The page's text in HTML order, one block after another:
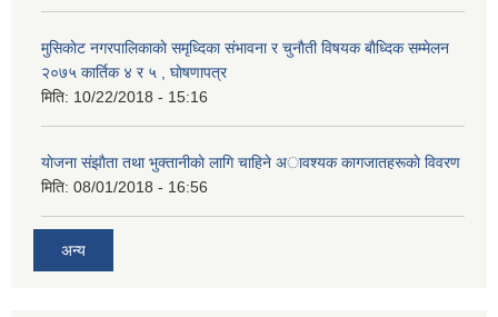
मुसिकाेट नगरपालिकाकाे समृध्दिका संभावना र चुनाैती विषयक बाैध्दिक सम्मेलन
२०७५ कार्तिक ४ र ५ , घाेषणापत्र
मिति: 10/22/2018 - 15:16
याेजना संझाैता तथा भुक्तानीकाे लागि चाहिने अावश्यक कागजातहरूकाे विवरण
मिति: 08/01/2018 - 16:56
अन्य